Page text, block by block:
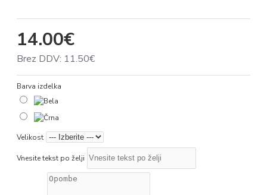
14.00€
Brez DDV: 11.50€
Barva izdelka
Velikost
Vnesite tekst po želji